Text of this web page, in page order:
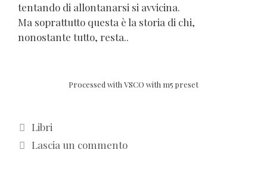
tentando di allontanarsi si avvicina.
Ma soprattutto questa è la storia di chi,
nonostante tutto, resta..
Processed with VSCO with m5 preset
Categorie
Libri
Lascia un commento